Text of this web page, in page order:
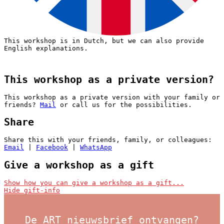
Voorbeelden van creatieve workshops tot €37:
This workshop is in Dutch, but we can also provide
English explanations.
This workshop as a private version?
This workshop as a private version with your family or
friends? Mail or call us for the possibilities.
Share
Share this with your friends, family, or colleagues:
Email
Facebook WhatsApp
Give a workshop as a gift
I want to give this workshop as a gift
person/persons. Please note that workshops with a
Show how you can give a workshop as a gift...
Hide gift-info
De ART nieuwsbrief ontvangen?